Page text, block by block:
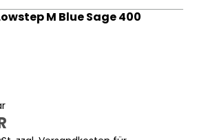
M Blue Sage 400